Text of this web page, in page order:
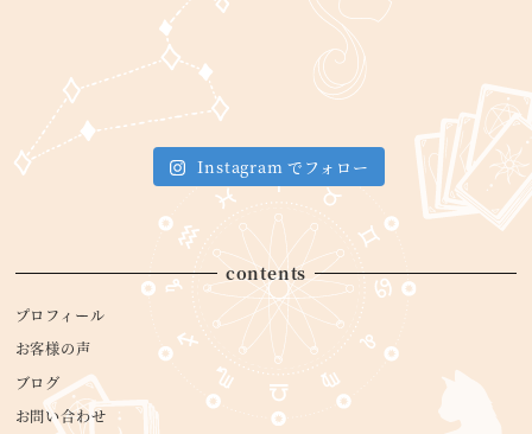
Instagram でフォロー
contents
プロフィール
お客様の声
ブログ
お問い合わせ